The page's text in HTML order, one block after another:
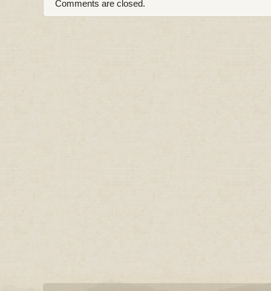
Comments are closed.